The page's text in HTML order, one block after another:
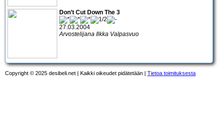
Don’t Cut Down The 3
27.03.2004
Arvostelijana Ilkka Valpasvuo
Copyright © 2025 desibeli.net | Kaikki oikeudet pidätetään | Tietoa toimituksesta